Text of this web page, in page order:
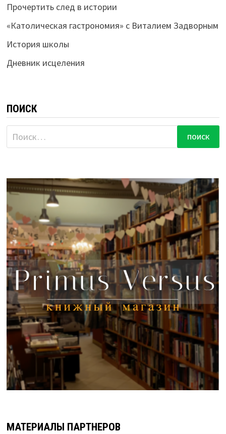
Прочертить след в истории
«Католическая гастрономия» с Виталием Задворным
История школы
Дневник исцеления
ПОИСК
Найти:
МАТЕРИАЛЫ ПАРТНЕРОВ